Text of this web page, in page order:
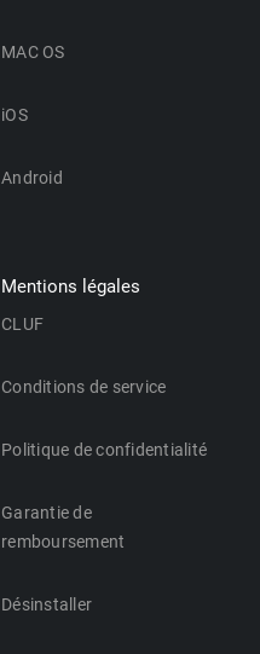
MAC OS
iOS
Android
Mentions légales
CLUF
Conditions de service
Politique de confidentialité
Garantie de
remboursement
Désinstaller